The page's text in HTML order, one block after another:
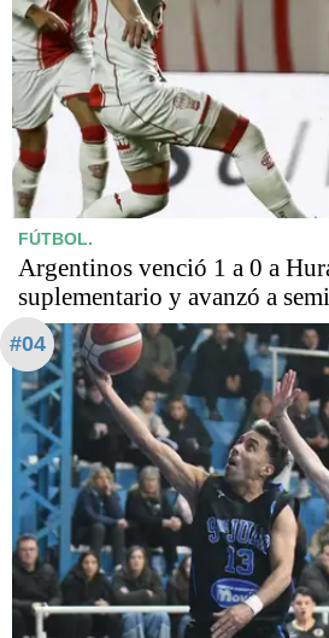
FÚTBOL.
Argentinos venció 1 a 0 a
suplementario y avanzó a semi
#04